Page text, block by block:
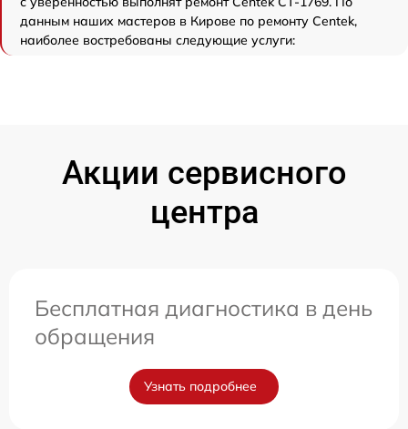
данным наших мастеров в Кирове по ремонту Centek,
наиболее востребованы следующие услуги:
Акции сервисного
центра
Бесплатная диагностика в день
обращения
Узнать подробнее